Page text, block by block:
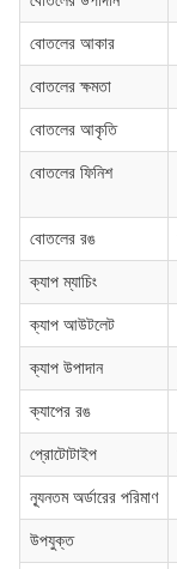
বোতলের আকার
বোতলের ক্ষমতা
বোতলের আকৃতি
বোতলের ফিনিশ
বোতলের রঙ
ক্যাপ ম্যাচিং
ক্যাপ আউটলেট
ক্যাপ উপাদান
ক্যাপের রঙ
প্রোটোটাইপ
ন্যূনতম অর্ডারের পরিমাণ
উপযুক্ত